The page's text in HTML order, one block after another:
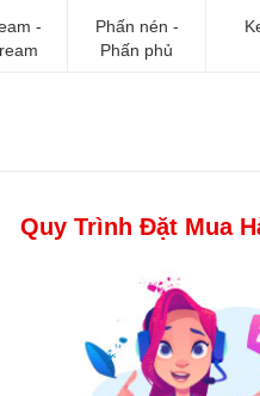
-
Phấn nén -
Phấn phủ
Quy Trình Đặt Mua